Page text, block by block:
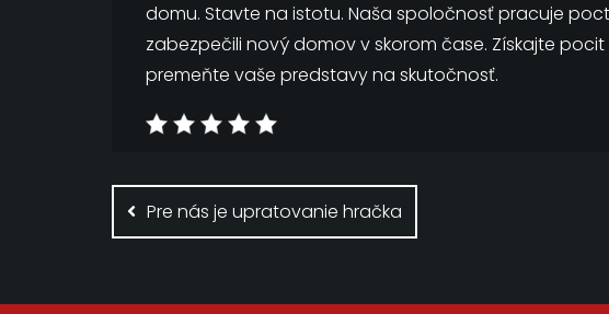
domu. Stavte na istotu. Naša spoločnosť pracuje
zabezpečili nový domov v skorom čase. Získajte
premeňte vaše predstavy na skutočnosť.
Navigace
pro
příspěvek
Pre nás je upratovanie hračka